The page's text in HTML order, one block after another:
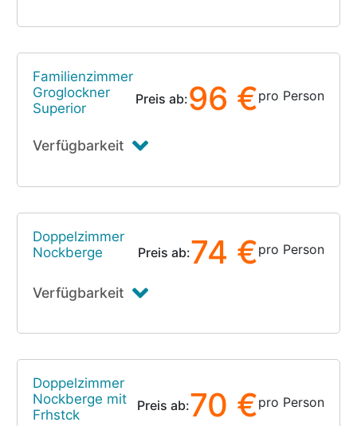
Familienzimmer
Groglockner
Superior
Preis ab:96 €pro Person
Verfügbarkeit
Doppelzimmer
Nockberge
Preis ab:74 €pro Person
Verfügbarkeit
Doppelzimmer
Nockberge mit
Frhstck
Preis ab:70 €pro Person